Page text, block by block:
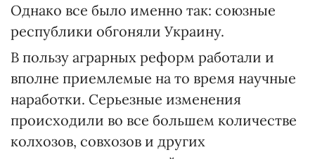
Однако все было именно так: союзные
республики обгоняли Украину.
В пользу аграрных реформ работали и
вполне приемлемые на то время научные
наработки. Серьезные изменения
происходили во все большем количестве
колхозов, совхозов и других